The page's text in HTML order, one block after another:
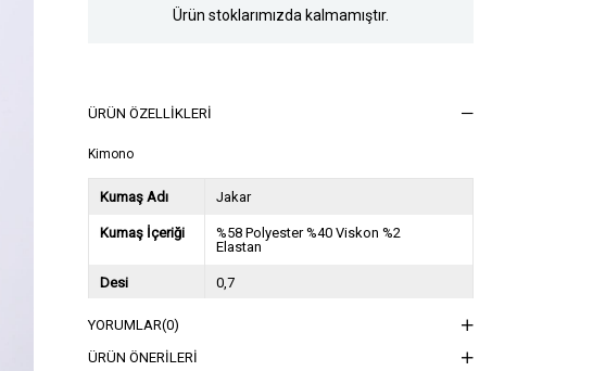
Ürün stoklarımızda kalmamıştır.
ÜRÜN ÖZELLIKLERI
Kimono
Kumaş Adı Jakar
Kumaş İçeriği
%58 Polyester %40 Viskon %2
Elastan
Desi 0,7
Sezon
Ağırlık Kg
YORUMLAR(0)
ÜRÜN ÖNERILERI